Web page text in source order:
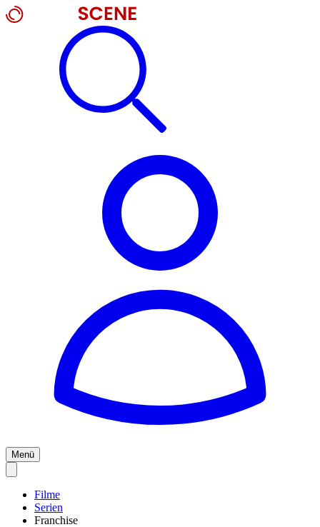
Menü
Filme
Serien
Franchise